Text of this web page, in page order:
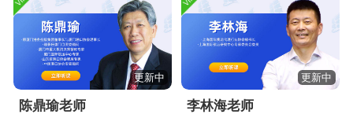
更新中
陈鼎瑜老师
更新中
李林海老师